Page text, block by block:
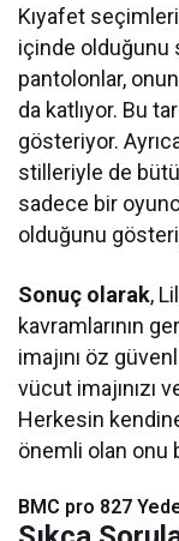
Kıyafet
içinde olduğunu
pantolonlar, onun
da katlıyor. Bu
gösteriyor.
stilleriyle de
sadece bir
olduğunu
Sonuç olarak,
kavramlarının
imajını öz
vücut imajınızı
Herkesin
önemli olan onu
BMC pro 827